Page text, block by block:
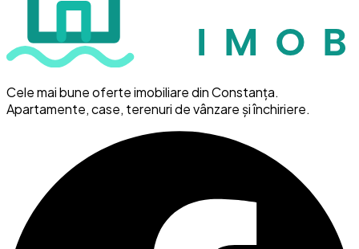
Cele mai bune oferte imobiliare din Constanța.
Apartamente, case, terenuri de vânzare și închiriere.